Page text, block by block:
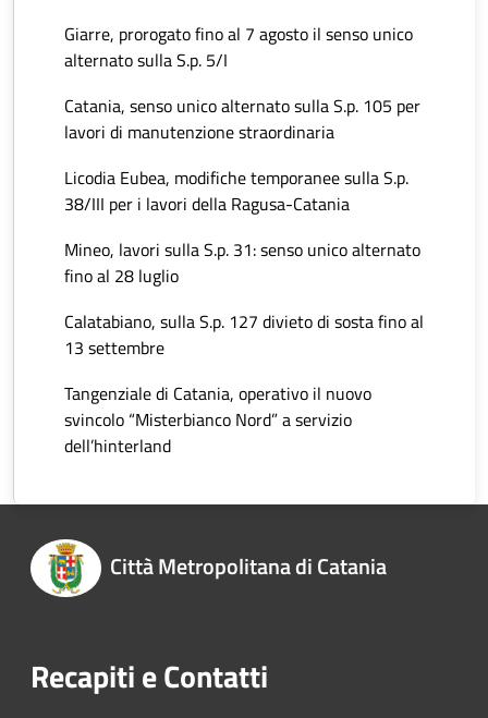
Giarre, prorogato fino al 7 agosto il senso unico
alternato sulla S.p. 5/I
Catania, senso unico alternato sulla S.p. 105 per
lavori di manutenzione straordinaria
Licodia Eubea, modifiche temporanee sulla S.p.
38/III per i lavori della Ragusa-Catania
Mineo, lavori sulla S.p. 31: senso unico alternato
fino al 28 luglio
Calatabiano, sulla S.p. 127 divieto di sosta fino al
13 settembre
Tangenziale di Catania, operativo il nuovo
svincolo “Misterbianco Nord” a servizio
dell’hinterland
Città Metropolitana di Catania
Recapiti e Contatti